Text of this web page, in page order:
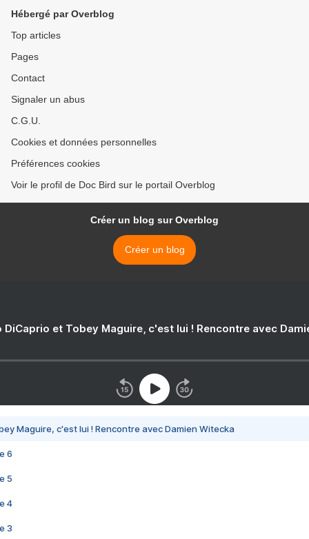
Hébergé par Overblog
Top articles
Pages
Contact
Signaler un abus
C.G.U.
Cookies et données personnelles
Préférences cookies
Voir le profil de Doc Bird sur le portail Overblog
Créer un blog sur Overblog
Créer un blog
DiCaprio et Tobey Maguire, c'est lui ! Rencontre avec
Maguire, c'est lui ! Rencontre avec Damien Witecka
6
5
4
3